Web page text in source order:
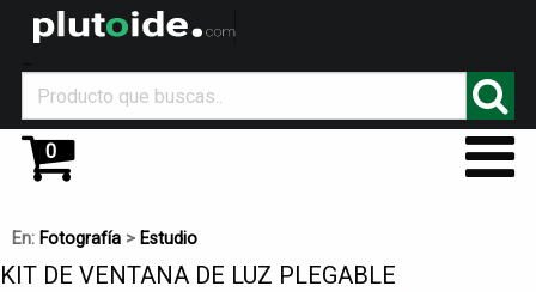
0
En: Fotografía > Estudio
KIT DE VENTANA DE LUZ PLEGABLE